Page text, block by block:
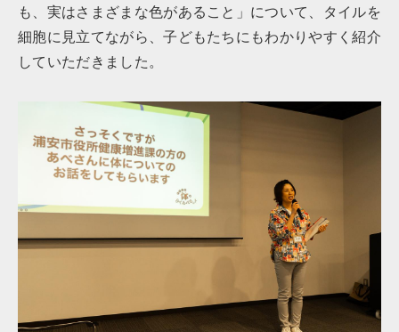
も、実はさまざまな色があること」について、タイルを
細胞に見立てながら、子どもたちにもわかりやすく紹介
していただきました。